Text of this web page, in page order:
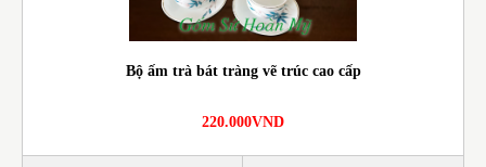
Bộ ấm trà bát tràng vẽ trúc cao cấp
220.000VND